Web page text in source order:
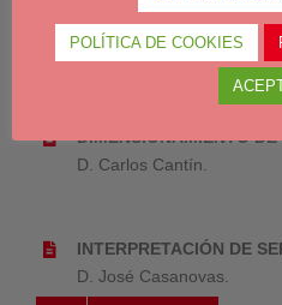
ORGANIZACIÓN DEL
D. Eduardo Rodríguez
DIMENSIONAMIENTO
D. Carlos Cantín.
INTERPRETACIÓN DE
D. José Casanovas.
POLÍTICA DE COOKIES